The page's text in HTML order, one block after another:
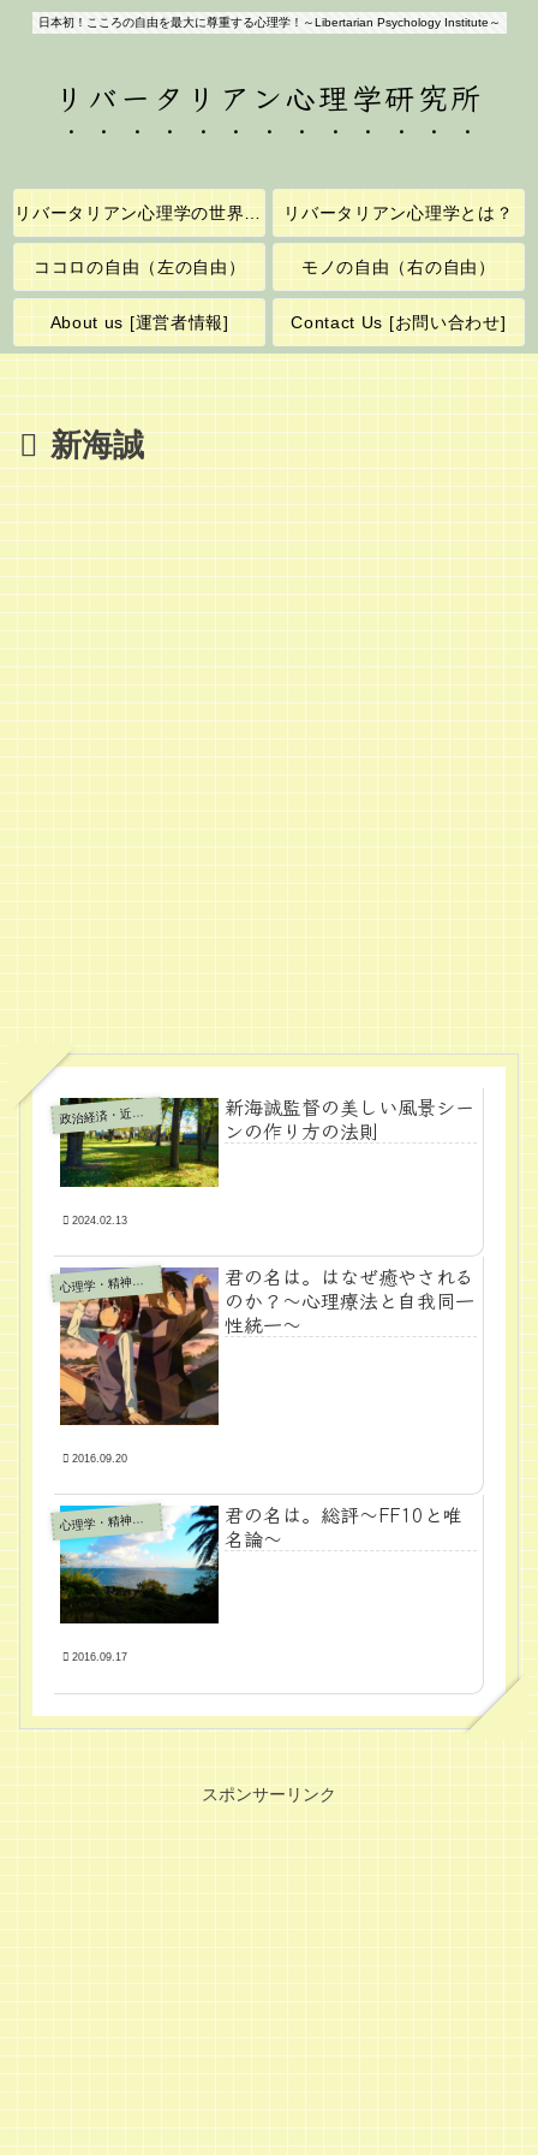
日本初！こころの自由を最大に尊重する心理学！～Libertarian Psychology Institute～
リバータリアン心理学研究所
リバータリアン心理学の世界へようこそ！ リバータリアン心理学とは？
ココロの自由（左の自由） モノの自由（右の自由）
About us [運営者情報] Contact Us [お問い合わせ]
新海誠
政
治経済・近代学問
新海誠監督の美しい風景シー
ンの作り方の法則
2024.02.13
心
理学・精神医学
君の名は。はなぜ癒やされる
のか？～心理療法と自我同一
性統一～
2016.09.20
心
理学・精神医学
君の名は。総評～FF10と唯
名論～
2016.09.17
スポンサーリンク